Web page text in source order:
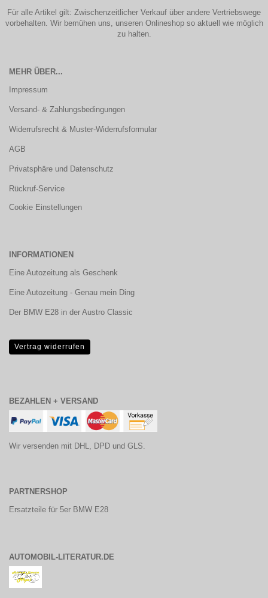
Für alle Artikel gilt: Zwischenzeitlicher Verkauf über andere Vertriebswege
vorbehalten. Wir bemühen uns, unseren Onlineshop so aktuell wie möglich
zu halten.
MEHR ÜBER...
Impressum
Versand- & Zahlungsbedingungen
Widerrufsrecht & Muster-Widerrufsformular
AGB
Privatsphäre und Datenschutz
Rückruf-Service
Cookie Einstellungen
INFORMATIONEN
Eine Autozeitung als Geschenk
Eine Autozeitung - Genau mein Ding
Der BMW E28 in der Austro Classic
Vertrag widerrufen
BEZAHLEN + VERSAND
Wir versenden mit DHL, DPD und GLS.
PARTNERSHOP
Ersatzteile für 5er BMW E28
AUTOMOBIL-LITERATUR.DE